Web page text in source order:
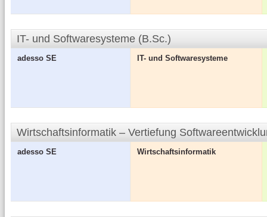
IT- und Softwaresysteme (B.Sc.)
adesso SE IT- und Softwaresysteme
Wirtschaftsinformatik – Vertiefung
adesso SE Wirtschaftsinformatik